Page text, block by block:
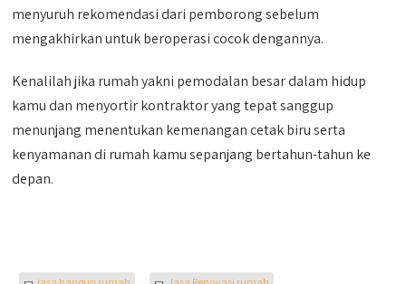
menyuruh rekomendasi dari pemborong sebelum
mengakhirkan untuk beroperasi cocok dengannya.
Kenalilah jika rumah yakni pemodalan besar dalam hidup
kamu dan menyortir kontraktor yang tepat sanggup
menunjang menentukan kemenangan cetak biru serta
kenyamanan di rumah kamu sepanjang bertahun-tahun ke
depan.